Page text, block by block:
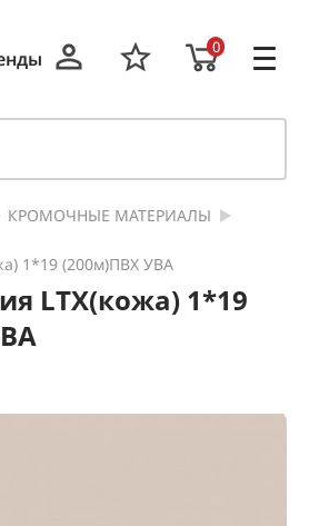
0
КРОМОЧНЫЕ МАТЕРИАЛЫ
1*19 (200м)ПВХ УВА
LTX(кожа) 1*19